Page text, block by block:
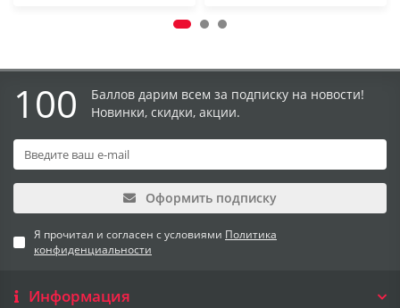
100
Баллов дарим всем за подписку на новости!
Новинки, скидки, акции.
Оформить подписку
Я прочитал и согласен с условиями Политика
конфиденциальности
Информация